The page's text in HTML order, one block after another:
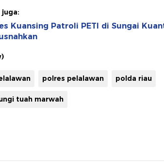
juga:
Kuansing Patroli PETI di Sungai
polres pelalawan polda riau
tuah marwah